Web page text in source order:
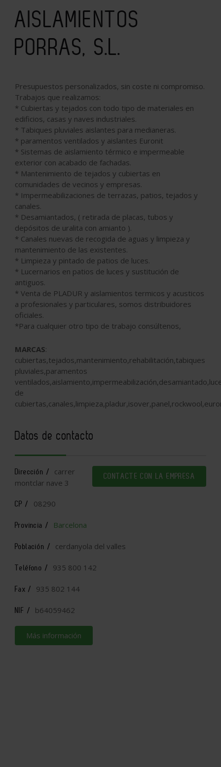
AISLAMIENTOS
PORRAS, S.L.
Presupuestos personalizados, sin coste ni compromiso.
Trabajos que realizamos:
* Cubiertas y tejados con todo tipo de materiales en
edificios, casas y naves industriales.
* Tabiques pluviales aislantes para medianeras.
* paramentos ventilados y aislantes Euronit
* Sistemas de aislamiento térmico e impermeable
exterior con acabado de fachadas.
* Mantenimiento de tejados y cubiertas en
comunidades de vecinos y empresas.
* Impermeabilizaciones de terrazas, patios, tejados y
canales.
* Desamiantados, ( retirada de placas, tubos y
depósitos de uralita con amianto ).
* Canales nuevas de recogida de aguas y limpieza y
mantenimiento de las existentes.
* Limpieza y pintado de patios de luces.
* Lucernarios en patios de luces y sustitución de
antiguos.
* Venta de PLADUR y aislamientos termicos y acusticos
a profesionales y particulares, somos distribuidores
oficiales.
*Para cualquier otro tipo de trabajo consúltenos,
MARCAS:
cubiertas,tejados,mantenimiento,rehabilitación,tabiques
pluviales,paramentos
de
Datos de contacto
CONTACTE CON LA EMPRESA
Dirección /
carrer
montclar nave 3
CP / 08290
Provincia / Barcelona
Población / cerdanyola del valles
Teléfono / 935 800 142
Fax / 935 802 144
NIF / b64059462
Más información